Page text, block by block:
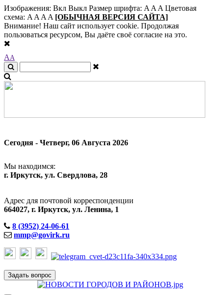
Изображения: Вкл Выкл Размер шрифта: A A A Цветовая
схема: A A A A [ОБЫЧНАЯ ВЕРСИЯ САЙТА]
Внимание! Наш сайт использует cookie. Продолжая
пользоваться ресурсом, Вы даёте своё согласие на это.
AA
Сегодня - Четверг, 06 Августа 2026
Мы находимся:
г. Иркутск, ул. Свердлова, 28
Адрес для почтовой корреспонденции
664027, г. Иркутск, ул. Ленина, 1
8 (3952) 24-06-61
mmp@govirk.ru
Задать вопрос